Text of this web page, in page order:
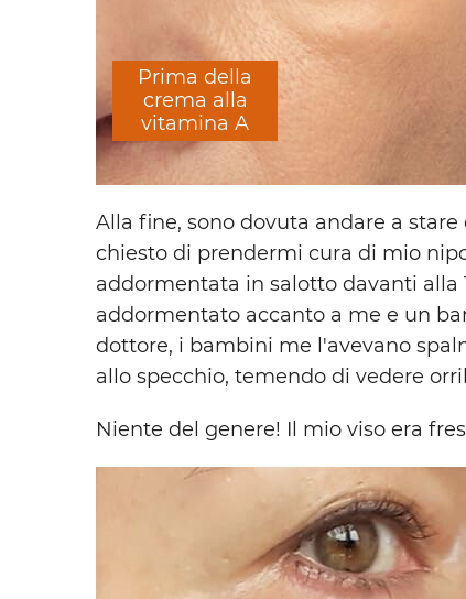
Prima della
crema alla
vitamina A
Alla fine, sono dovuta andare a
chiesto di prendermi cura di mio
addormentata in salotto davanti alla
addormentato accanto a me e un
dottore, i bambini me l'avevano
allo specchio, temendo di vedere
Niente del genere! Il mio viso era